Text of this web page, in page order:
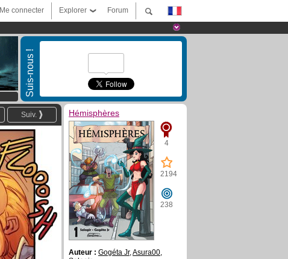
Forum
Explorer
Me connecter
Suis-nous !
Suiv. Hémisphères
4
2194
238
Auteur : Gogéta Jr,Asura00,